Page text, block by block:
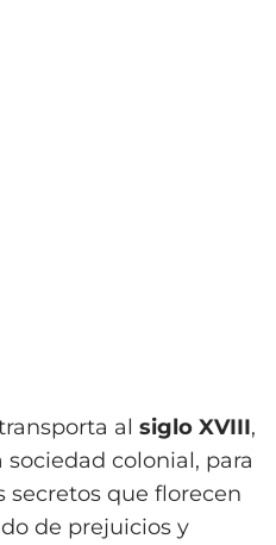
al siglo XVIII,
colonial, para
secretos que florecen
de prejuicios y